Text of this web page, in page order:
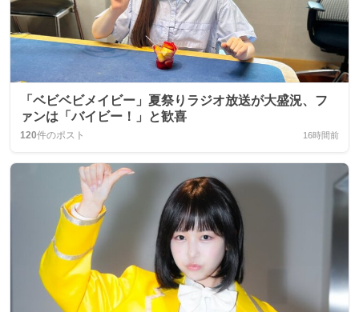
「ベビベビメイビー」夏祭りラジオ放送が大盛況、フ
ァンは「バイビー！」と歓喜
120件のポスト 16時間前